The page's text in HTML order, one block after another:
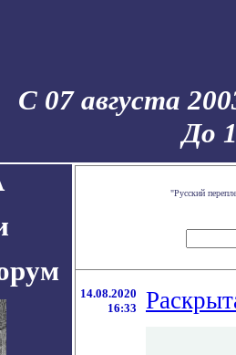
С 07 августа
До
"Русский
14.08.2020
16:33